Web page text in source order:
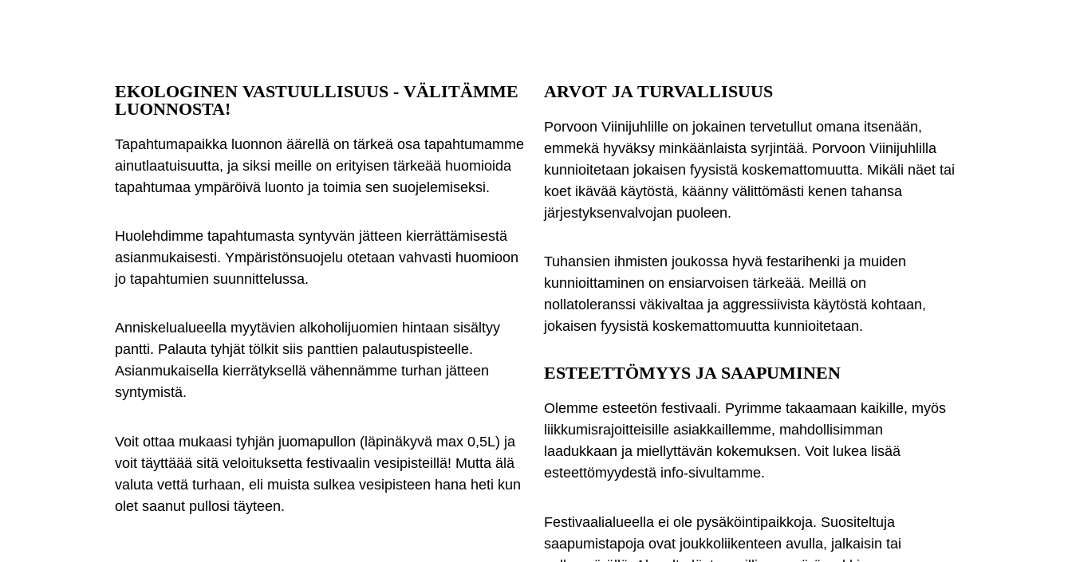
EKOLOGINEN VASTUULLISUUS - VÄLITÄMME
LUONNOSTA!
Tapahtumapaikka luonnon äärellä on tärkeä osa tapahtumamme
ainutlaatuisuutta, ja siksi meille on erityisen tärkeää huomioida
tapahtumaa ympäröivä luonto ja toimia sen suojelemiseksi.
Huolehdimme tapahtumasta syntyvän jätteen kierrättämisestä
asianmukaisesti. Ympäristönsuojelu otetaan vahvasti huomioon
jo tapahtumien suunnittelussa.
Anniskelualueella myytävien alkoholijuomien hintaan sisältyy
pantti. Palauta tyhjät tölkit siis panttien palautuspisteelle.
Asianmukaisella kierrätyksellä vähennämme turhan jätteen
syntymistä.
Voit ottaa mukaasi tyhjän juomapullon (läpinäkyvä max 0,5L) ja
voit täyttäää sitä veloituksetta festivaalin vesipisteillä! Mutta älä
valuta vettä turhaan, eli muista sulkea vesipisteen hana heti kun
olet saanut pullosi täyteen.
ARVOT JA TURVALLISUUS
Porvoon Viinijuhlille on jokainen tervetullut omana itsenään,
emmekä hyväksy minkäänlaista syrjintää. Porvoon Viinijuhlilla
kunnioitetaan jokaisen fyysistä koskemattomuutta. Mikäli näet tai
koet ikävää käytöstä, käänny välittömästi kenen tahansa
järjestyksenvalvojan puoleen.
Tuhansien ihmisten joukossa hyvä festarihenki ja muiden
kunnioittaminen on ensiarvoisen tärkeää. Meillä on
nollatoleranssi väkivaltaa ja aggressiivista käytöstä kohtaan,
jokaisen fyysistä koskemattomuutta kunnioitetaan.
ESTEETTÖMYYS JA SAAPUMINEN
Olemme esteetön festivaali. Pyrimme takaamaan kaikille, myös
liikkumisrajoitteisille asiakkaillemme, mahdollisimman
laadukkaan ja miellyttävän kokemuksen. Voit lukea lisää
esteettömyydestä info-sivultamme.
Festivaalialueella ei ole pysäköintipaikkoja. Suositeltuja
saapumistapoja ovat joukkoliikenteen avulla, jalkaisin tai